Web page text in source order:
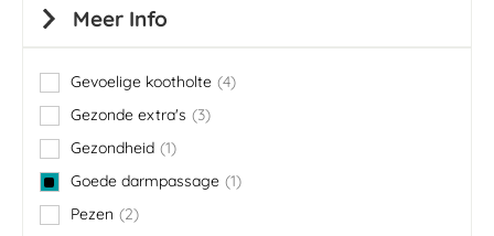
Meer Info
Gevoelige kootholte 4
items
Gezonde extra's
3
items
Gezondheid 1
item
Goede darmpassage 1
item
Pezen
2
items